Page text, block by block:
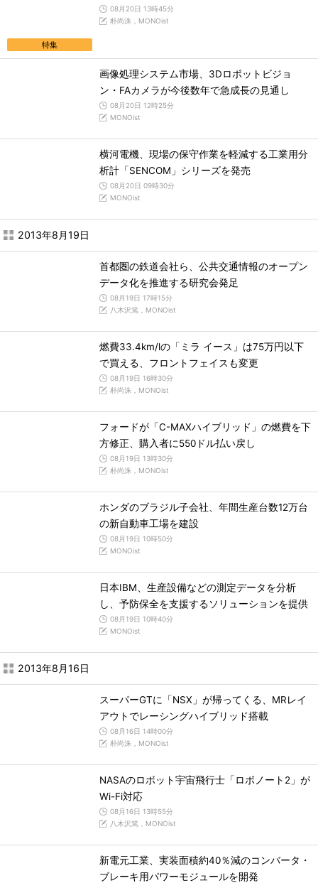
特集
08月20日 13時45分
朴尚洙，MONOist
画像処理システム市場、3Dロボットビジョ
ン・FAカメラが今後数年で急成長の見通し
08月20日 12時25分
MONOist
横河電機、現場の保守作業を軽減する工業用分
析計「SENCOM」シリーズを発売
08月20日 09時30分
MONOist
2013年8月19日
首都圏の鉄道会社ら、公共交通情報のオープン
データ化を推進する研究会発足
08月19日 17時15分
八木沢篤，MONOist
燃費33.4km/lの「ミラ イース」は75万円以下
で買える、フロントフェイスも変更
08月19日 16時30分
朴尚洙，MONOist
フォードが「C-MAXハイブリッド」の燃費を下
方修正、購入者に550ドル払い戻し
08月19日 13時30分
朴尚洙，MONOist
ホンダのブラジル子会社、年間生産台数12万台
の新自動車工場を建設
08月19日 10時50分
MONOist
日本IBM、生産設備などの測定データを分析
し、予防保全を支援するソリューションを提供
08月19日 10時40分
MONOist
2013年8月16日
スーパーGTに「NSX」が帰ってくる、MRレイ
アウトでレーシングハイブリッド搭載
08月16日 14時00分
朴尚洙，MONOist
NASAのロボット宇宙飛行士「ロボノート2」が
Wi-Fi対応
08月16日 13時55分
八木沢篤，MONOist
新電元工業、実装面積約40％減のコンバータ・
ブレーキ用パワーモジュールを開発